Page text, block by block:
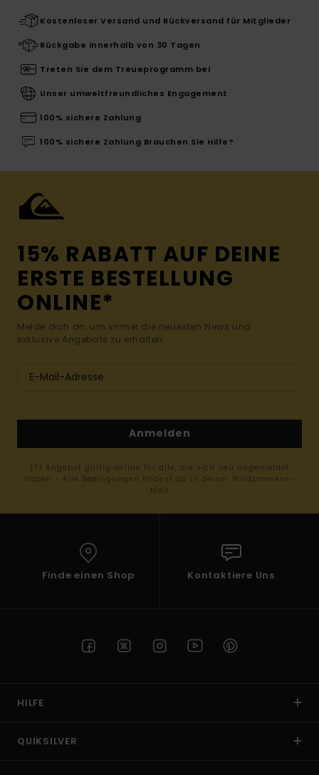
Kostenloser Versand und Rückversand für Mitglieder
Rückgabe innerhalb von 30 Tagen
Treten Sie dem Treueprogramm bei
Unser umweltfreundliches Engagement
100% sichere Zahlung
100% sichere Zahlung Brauchen Sie Hilfe?
15% RABATT AUF DEINE
ERSTE BESTELLUNG
ONLINE*
Melde dich an, um immer die neuesten News und
exklusive Angebote zu erhalten.
Anmelden
(*) Angebot gültig online für alle, die sich neu angemeldet
haben - Alle Bedingungen findest du in deiner Willkommens-
Mail
Finde einen Shop Kontaktiere Uns
HILFE
QUIKSILVER